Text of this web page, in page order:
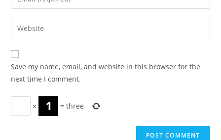
comment
your
email
address
comment
Enter
your
website
URL
(optional)
Save my name, email, and website in this browser for the
next time I comment.
× =three